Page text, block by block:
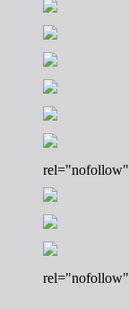
rel="nofollow"
rel="nofollow"